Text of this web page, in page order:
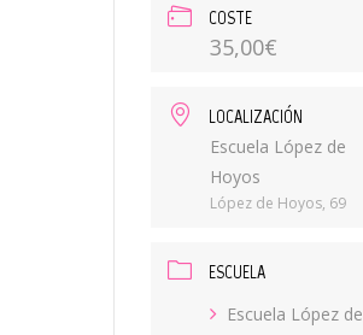
COSTE
35,00€
LOCALIZACIÓN
Escuela López de
Hoyos
López de Hoyos, 69
ESCUELA
Escuela López de